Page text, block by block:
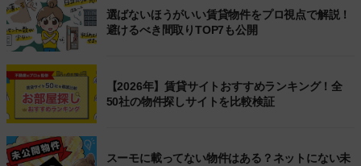
選ばないほうがいい賃貸物件をプロ視点で解説！
避けるべき間取りTOP7も公開
【2026年】賃貸サイトおすすめランキング！全
50社の物件探しサイトを比較検証
スーモに載ってない物件はある？ネットにない未